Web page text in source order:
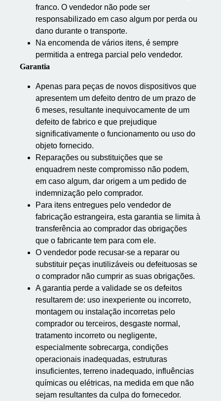
franco. O vendedor não pode ser
responsabilizado em caso algum por perda ou
dano durante o transporte.
Na encomenda de vários itens, é sempre
permitida a entrega parcial pelo vendedor.
Garantia
Apenas para peças de novos dispositivos que
apresentem um defeito dentro de um prazo de
6 meses, resultante inequivocamente de um
defeito de fabrico e que prejudique
significativamente o funcionamento ou uso do
objeto fornecido.
Reparações ou substituições que se
enquadrem neste compromisso não podem,
em caso algum, dar origem a um pedido de
indemnização pelo comprador.
Para itens entregues pelo vendedor de
fabricação estrangeira, esta garantia se limita à
transferência ao comprador das obrigações
que o fabricante tem para com ele.
O vendedor pode recusar-se a reparar ou
substituir peças inutilizáveis ou defeituosas se
o comprador não cumprir as suas obrigações.
A garantia perde a validade se os defeitos
resultarem de: uso inexperiente ou incorreto,
montagem ou instalação incorretas pelo
comprador ou terceiros, desgaste normal,
tratamento incorreto ou negligente,
especialmente sobrecarga, condições
operacionais inadequadas, estruturas
insuficientes, terreno inadequado, influências
químicas ou elétricas, na medida em que não
sejam resultantes da culpa do fornecedor.